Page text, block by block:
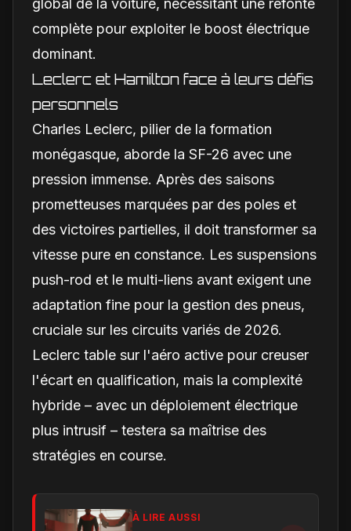
complète pour exploiter le boost électrique
dominant.
Leclerc et Hamilton face à leurs défis
personnels
Charles Leclerc, pilier de la formation
monégasque, aborde la SF-26 avec une
pression immense. Après des saisons
prometteuses marquées par des poles et
des victoires partielles, il doit transformer sa
vitesse pure en constance. Les suspensions
push-rod et le multi-liens avant exigent une
adaptation fine pour la gestion des pneus,
cruciale sur les circuits variés de 2026.
Leclerc table sur l'aéro active pour creuser
l'écart en qualification, mais la complexité
hybride – avec un déploiement électrique
plus intrusif – testera sa maîtrise des
stratégies en course.
À LIRE AUSSI